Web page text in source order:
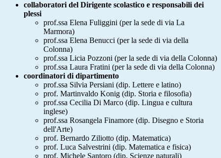
collaboratori del Dirigente scolastico e responsabili dei
plessi
prof.ssa Elena Fuliggini (per la sede di via La
Marmora)
prof.ssa Elena Benucci (per la sede di via della
Colonna)
prof.ssa Licia Pozzoni (per la sede di via della Colonna)
prof.ssa Laura Fratini (per la sede di via della Colonna)
coordinatori di dipartimento
prof.ssa Silvia Persiani (dip. Lettere e latino)
prof. Martinvaldo Konig (dip. Storia e filosofia)
prof.ssa Cecilia Di Marco (dip. Lingua e cultura
inglese)
prof.ssa Rosangela Finamore (dip. Disegno e Storia
dell'Arte)
prof. Bernardo Ziliotto (dip. Matematica)
prof. Luca Salvestrini (dip. Matematica e fisica)
prof. Michele Santoro (dip. Scienze naturali)